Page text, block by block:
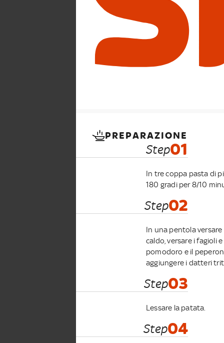
PREPARAZIONE
Step01
In tre coppa pasta di
180 gradi per 8/10
Step02
In una pentola versare
caldo, versare i fagioli
pomodoro e il
aggiungere i datteri
Step03
Lessare la patata.
Step04